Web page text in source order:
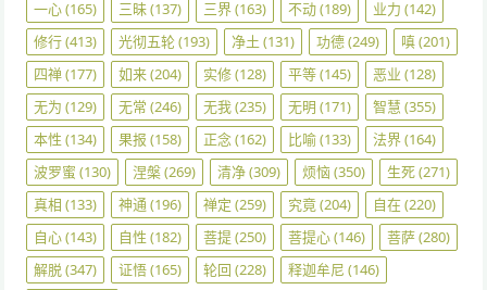
一心(165) 三昧(137) 三界(163) 不动(189) 业力 (142)
修行(413) 光彻五轮(193) 净土 (131) 功德(249) 嗔(201)
四禅(177) 如来(204) 实修(128) 平等(145) 恶业 (128)
无为 (129) 无常 (246) 无我(235) 无明 (171) 智慧 (355)
本性 (134) 果报 (158) 正念(162) 比喻(133) 法界(164)
波罗蜜 (130) 涅槃(269) 清净(309) 烦恼(350) 生死(271)
真相 (133) 神通 (196) 禅定 (259) 究竟(204) 自在(220)
自心(143) 自性 (182) 菩提(250) 菩提心(146) 菩萨(280)
解脱(347) 证悟(165) 轮回 (228) 释迦牟尼 (146)